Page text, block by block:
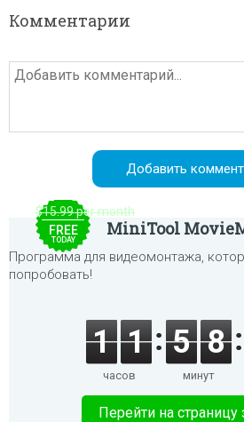
Комментарии
$15.99 per month
FREE
TODAY
MiniTool
Программа для видеомонтажа,
попробовать!
1 1
часов
5 8
минут
Перейти на страницу